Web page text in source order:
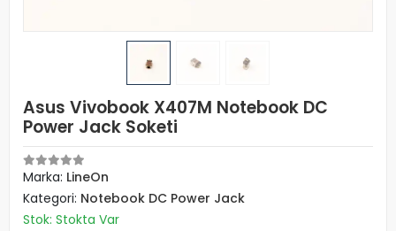
Asus Vivobook X407M Notebook DC
Power Jack Soketi
Marka: LineOn
Kategori: Notebook DC Power Jack
Stok: Stokta Var